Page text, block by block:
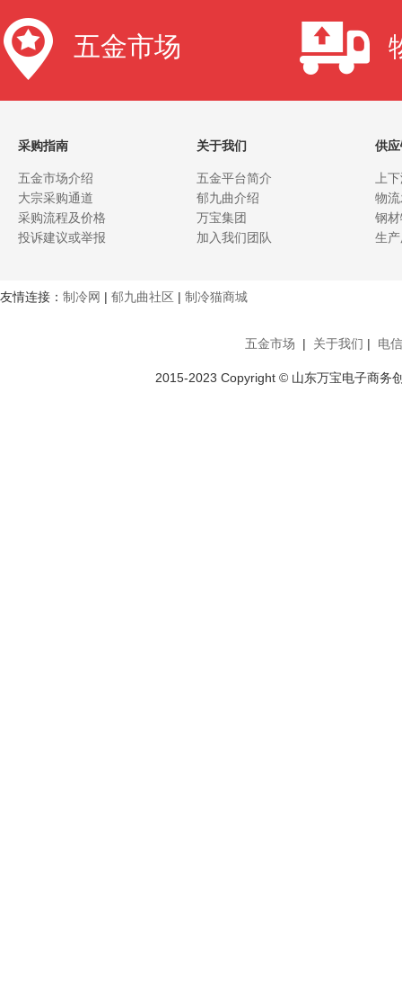
五金市场
采购指南
五金市场介绍
大宗采购通道
采购流程及价格
投诉建议或举报
关于我们
五金平台简介
郁九曲介绍
万宝集团
加入我们团队
供
上
物
钢
生
友情连接： 制冷网 | 郁九曲社区 | 制冷猫商城
五金市场 | 关于我们 | 电
2015-2023 Copyright © 山东万宝电子商务